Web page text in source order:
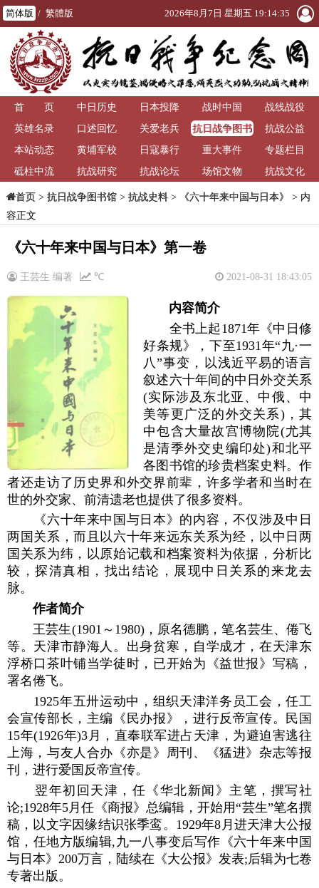
简体版 / 繁體版 2026年8月7日 星期五 19:14:36
首 页 中日历史 日本投降 战时中国
战线战役
英雄名录
口述回忆 关爱老兵
抗日战争图书
馆
抗战公益
本站动态
黄埔军校 日寇暴行 重大事件
专题栏目
砥柱中流
抗战研究 抗战论坛 场馆文物 抗战文化
首页> 抗日战争图书馆> 抗战史料> 《六十年来中国与日本》
> 内
容正文
《六十年来中国与日本》第一卷
王芸生 编著 2021-08-31 18:43:05
℃
内容简介
全书上起1871年《中日修
好条规》，下至1931年“九·一
八”事变，以浅近平易的语言
叙述六十年间的中日外交关系
(实际涉及东北亚、中俄、中
美等更广泛的外交关系)，其
中包含大量故宫博物院(尤其
是清季外交史编印处)和北平
各图书馆的珍贵档案史料。作
者还走访了历史界和外交界前辈，许多学者和当时在
世的外交家、前清遗老也提供了很多资料。
《六十年来中国与日本》的内容，不仅涉及中日
两国关系，而且以六十年来远东关系为经，以中日两
国关系为纬，以原始记载和档案资料为依据，分析比
较，探清真相，找出结论，展现中日关系的来龙去
脉。
作者简介
王芸生(1901～1980)，原名德鹏，笔名芸生、倦飞
等。天津市静海人。出身贫寒，自学成才，在天津东
浮桥口茶叶铺当学徒时，已开始为《益世报》写稿，
署名倦飞。
1925年五卅运动中，组织天津洋务员工会，任工
会宣传部长，主编《民办报》，进行反帝宣传。民国
15年(1926年)3月，直奉联军进占天津，为避迫害逃往
上海，与友人合办《亦是》周刊、《猛进》杂志等报
刊，进行爱国反帝宣传。
翌年初回天津，任《华北新闻》主笔，撰写社
论;1928年5月任《商报》总编辑，开始用“芸生”笔名撰
稿，以文字因缘结识张季鸾。1929年8月进天津大公报
馆，任地方版编辑,九一八事变后写作《六十年来中国
与日本》200万言，陆续在《大公报》发表;后辑为七卷
专著出版。